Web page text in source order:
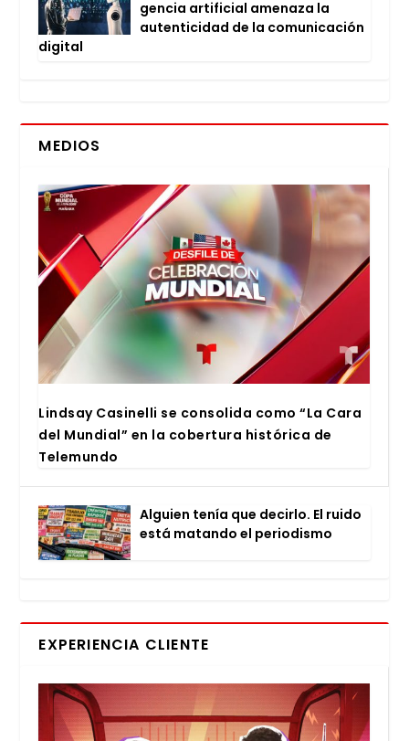
gen­cia arti­fi­cial ame­na­za la
auten­ti­ci­dad de la comu­ni­ca­ción
digi­tal
MEDIOS
Lind­say Casi­ne­lli se con­so­li­da como “La Cara
del Mun­dial” en la cober­tu­ra his­tó­ri­ca de
Tele­mun­do
Alguien tenía que decir­lo. El rui­do
está matan­do el perio­dis­mo
EXPERIENCIA CLIENTE